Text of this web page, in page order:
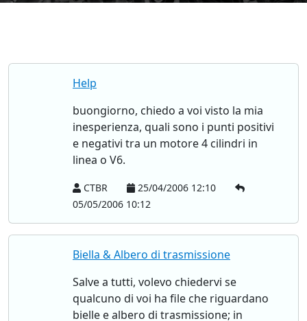
Help
buongiorno, chiedo a voi visto la mia
inesperienza, quali sono i punti positivi
e negativi tra un motore 4 cilindri in
linea o V6.
CTBR
25/04/2006 12:10
05/05/2006 10:12
Biella & Albero di trasmissione
Salve a tutti, volevo chiedervi se
qualcuno di voi ha file che riguardano
bielle e albero di trasmissione; in